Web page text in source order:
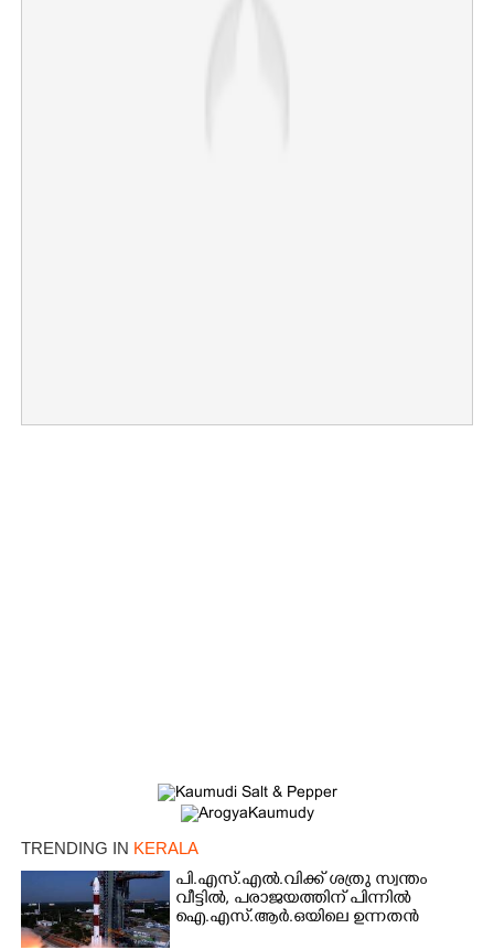
TRENDING IN KERALA
പി.എസ്.എൽ.വിക്ക് ശത്രു സ്വന്തം
വീട്ടിൽ,​ പരാജയത്തിന് പിന്നിൽ
ഐ.എസ്.ആർ.ഒയിലെ ഉന്നതൻ